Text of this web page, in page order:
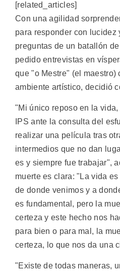
[related_articles]
Con una agilidad
para responder con lucidez
preguntas de un batallón
pedido entrevistas en
que "o Mestre" (el maestro)
ambiente artístico, decidió
"Mi único reposo en la
IPS ante la consulta del
realizar una película tras
intermedios que no dan
es y siempre fue trabajar",
muerte es clara: "La vida
de donde venimos y a
es fundamental, pero la
certeza y este hecho nos
para bien o para mal, la
certeza, lo que nos da una
"Existe de todas maneras,